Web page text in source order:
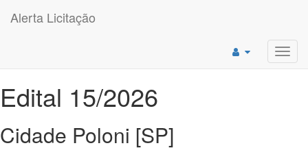
Alerta Licitação
Edital 15/2026
Cidade Poloni [SP]